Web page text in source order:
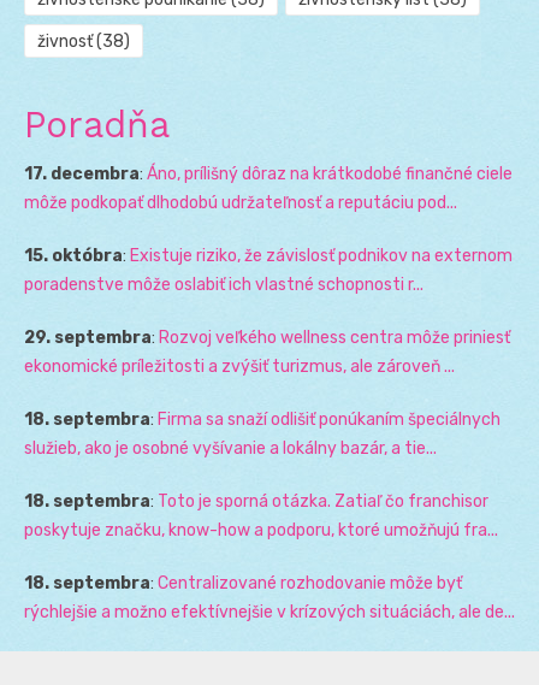
živnosť(38)
Poradňa
17. decembra: Áno, prílišný dôraz na krátkodobé finančné ciele
môže podkopať dlhodobú udržateľnosť a reputáciu pod...
15. októbra: Existuje riziko, že závislosť podnikov na externom
poradenstve môže oslabiť ich vlastné schopnosti r...
29. septembra: Rozvoj veľkého wellness centra môže priniesť
ekonomické príležitosti a zvýšiť turizmus, ale zároveň ...
18. septembra: Firma sa snaží odlišiť ponúkaním špeciálnych
služieb, ako je osobné vyšívanie a lokálny bazár, a tie...
18. septembra: Toto je sporná otázka. Zatiaľ čo franchisor
poskytuje značku, know-how a podporu, ktoré umožňujú fra...
18. septembra: Centralizované rozhodovanie môže byť
rýchlejšie a možno efektívnejšie v krízových situáciách, ale de...